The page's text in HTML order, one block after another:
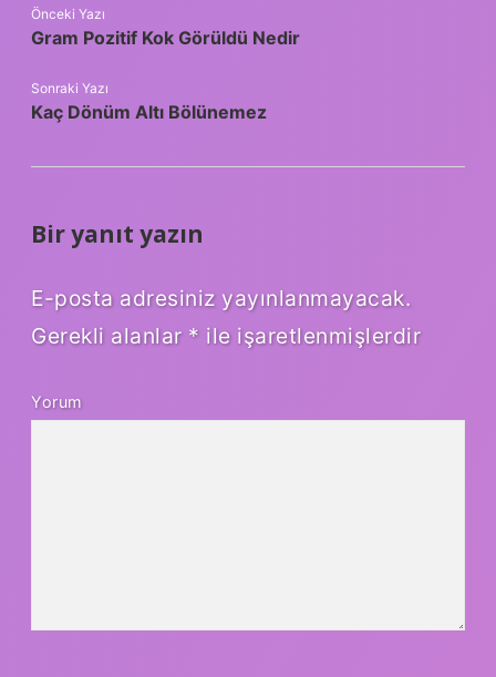
Önceki Yazı
Gram Pozitif Kok Görüldü Nedir
Sonraki Yazı
Kaç Dönüm Altı Bölünemez
Bir yanıt yazın
E-posta adresiniz yayınlanmayacak.
Gerekli alanlar * ile işaretlenmişlerdir
Yorum